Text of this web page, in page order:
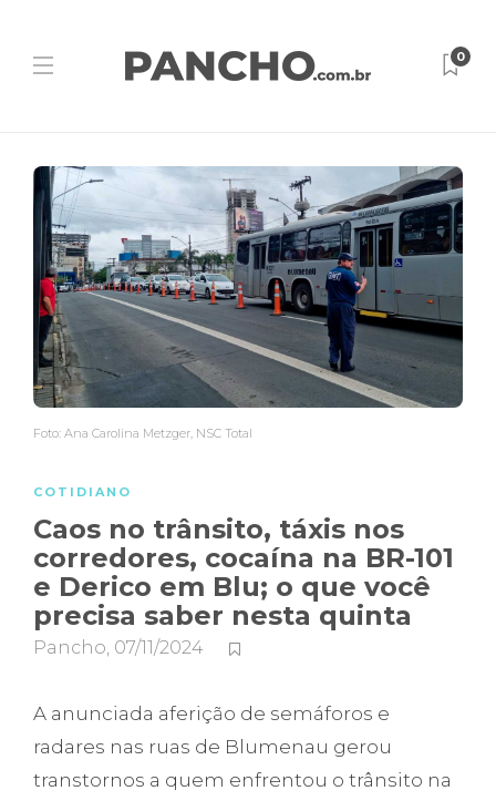
0
Foto: Ana Carolina Metzger, NSC Total
COTIDIANO
Caos no trânsito, táxis nos
corredores, cocaína na BR-101
e Derico em Blu; o que você
precisa saber nesta quinta
Pancho, 07/11/2024
A anunciada aferição de semáforos e
radares nas ruas de Blumenau gerou
transtornos a quem enfrentou o trânsito na